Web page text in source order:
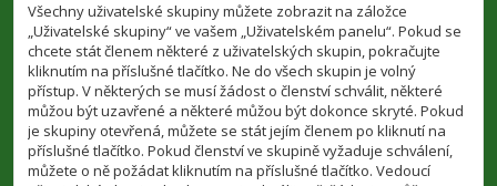
Všechny uživatelské skupiny můžete zobrazit na záložce
„Uživatelské skupiny“ ve vašem „Uživatelském panelu“. Pokud se
chcete stát členem některé z uživatelských skupin, pokračujte
kliknutím na příslušné tlačítko. Ne do všech skupin je volný
přístup. V některých se musí žádost o členství schválit, některé
můžou být uzavřené a některé můžou být dokonce skryté. Pokud
je skupiny otevřená, můžete se stát jejím členem po kliknutí na
příslušné tlačítko. Pokud členství ve skupině vyžaduje schválení,
můžete o ně požádat kliknutím na příslušné tlačítko. Vedoucí